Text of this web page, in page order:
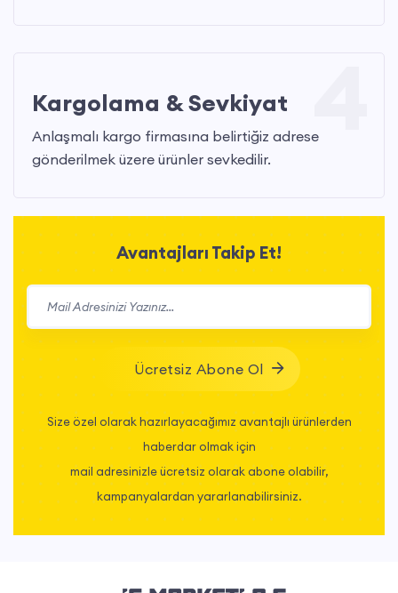
Kargolama & Sevkiyat
Anlaşmalı kargo firmasına belirtiğiz adrese
gönderilmek üzere ürünler sevkedilir.
Avantajları Takip Et!
Ücretsiz Abone Ol
Size özel olarak hazırlayacağımız avantajlı ürünlerden
haberdar olmak için
mail adresinizle ücretsiz olarak abone olabilir,
kampanyalardan yararlanabilirsiniz.